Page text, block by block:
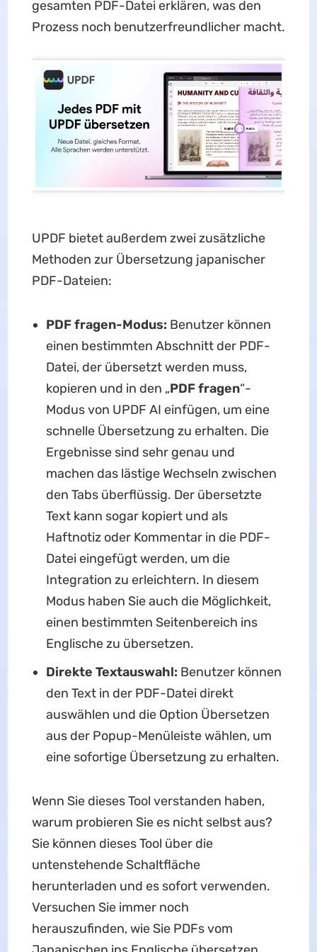
gesamten PDF-Datei erklären, was den
Prozess noch benutzerfreundlicher macht.
UPDF bietet außerdem zwei zusätzliche
Methoden zur Übersetzung japanischer
PDF-Dateien:
PDF fragen-Modus: Benutzer können
einen bestimmten Abschnitt der PDF-
Datei, der übersetzt werden muss,
kopieren und in den „PDF fragen“-
Modus von UPDF AI einfügen, um eine
schnelle Übersetzung zu erhalten. Die
Ergebnisse sind sehr genau und
machen das lästige Wechseln zwischen
den Tabs überflüssig. Der übersetzte
Text kann sogar kopiert und als
Haftnotiz oder Kommentar in die PDF-
Datei eingefügt werden, um die
Integration zu erleichtern. In diesem
Modus haben Sie auch die Möglichkeit,
einen bestimmten Seitenbereich ins
Englische zu übersetzen.
Direkte Textauswahl: Benutzer können
den Text in der PDF-Datei direkt
auswählen und die Option Übersetzen
aus der Popup-Menüleiste wählen, um
eine sofortige Übersetzung zu erhalten.
Wenn Sie dieses Tool verstanden haben,
warum probieren Sie es nicht selbst aus?
Sie können dieses Tool über die
untenstehende Schaltfläche
herunterladen und es sofort verwenden.
Versuchen Sie immer noch
herauszufinden, wie Sie PDFs vom